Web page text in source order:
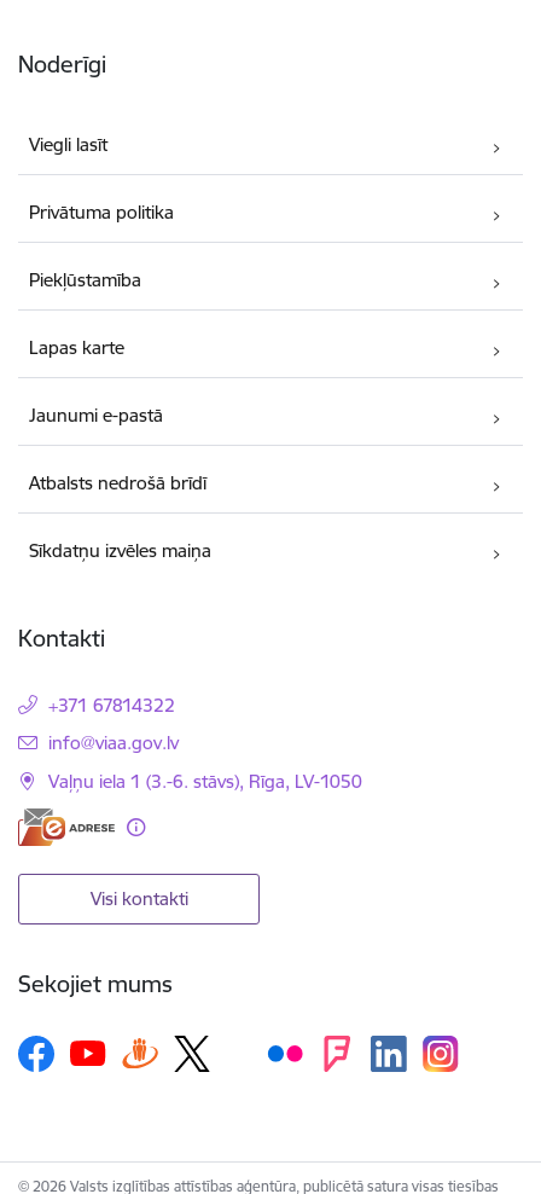
Noderīgi
Viegli lasīt
Privātuma politika
Piekļūstamība
Lapas karte
Jaunumi e-pastā
Atbalsts nedrošā brīdī
Sīkdatņu izvēles maiņa
Kontakti
+371 67814322
E-pasts:
info@viaa.gov.lv
Vaļņu iela 1 (3.-6. stāvs), Rīga, LV-1050
Visi kontakti
Sekojiet mums
© 2026 Valsts izglītības attīstības aģentūra, publicētā satura visas tiesības